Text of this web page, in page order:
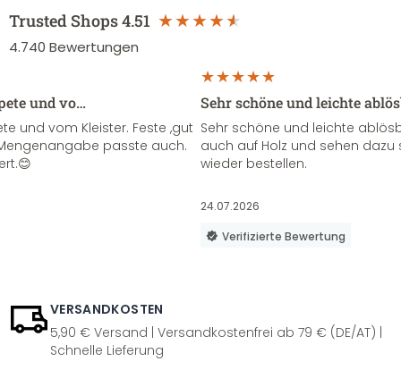
Trusted Shops4.51
4.740 Bewertungen
und vo…
und vom Kleister. Feste ,gut
passte auch.
Sehr schöne und leichte
Sehr schöne und leichte
auch auf Holz und sehen
wieder bestellen.
24.07.2026
Verifizierte Bewertung
VERSANDKOSTEN
5,90 € Versand | Versandkostenfrei ab 79 € (DE/AT) |
Schnelle Lieferung